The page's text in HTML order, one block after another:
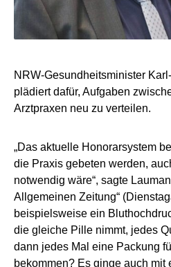
NRW-Gesundheitsminister
plädiert dafür, Aufgaben
Arztpraxen neu zu verteilen.
„Das aktuelle Honorarsystem
die Praxis gebeten werden,
notwendig wäre“, sagte
Allgemeinen Zeitung“
beispielsweise ein
die gleiche Pille nimmt, jedes
dann jedes Mal eine Packung
bekommen? Es ginge auch mit